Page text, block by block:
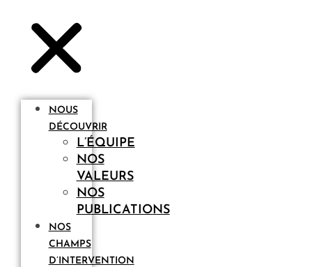
NOUS
DÉCOUVRIR
L’ÉQUIPE
NOS
VALEURS
NOS
PUBLICATIONS
NOS
CHAMPS
D’INTERVENTION